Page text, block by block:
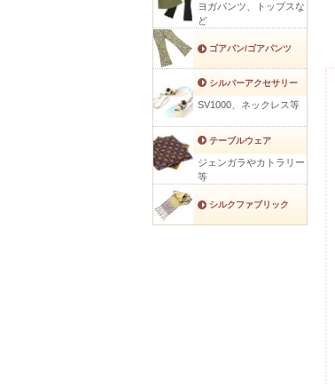
ヨガパンツ、トップスな
ど
ゴアパン/ゴアパンツ
シルバーアクセサリー
SV1000、ネックレス等
テーブルウェア
ジェンガラやカトラリー
等
シルクファブリック